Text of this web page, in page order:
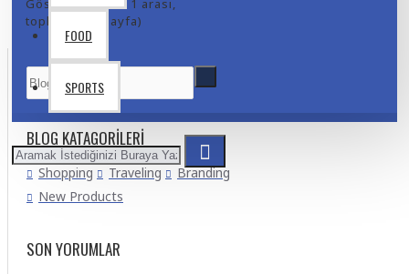
FOOD
SPORTS
Gösterilen: 1 ile 1 arası,
toplam: 1 (1 Sayfa)
BLOG KATAGORILERI
Shopping Traveling
Branding
New Products
SON YORUMLAR